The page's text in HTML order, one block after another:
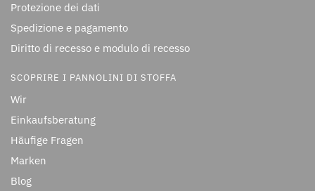
Protezione dei dati
Spedizione e pagamento
Diritto di recesso e modulo di recesso
SCOPRIRE I PANNOLINI DI STOFFA
Wir
Einkaufsberatung
Häufige Fragen
Marken
Blog